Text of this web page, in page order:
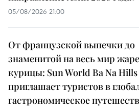
05/08/2026 21:00
От французской выпечки до
знаменитой на весь мир
курицы: Sun World Ba Na Hills
приглашает туристов в
гастрономическое